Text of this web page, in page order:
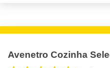
Avenetro Cozinha